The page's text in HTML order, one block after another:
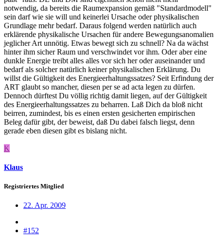
notwendig, da bereits die Raumexpansion gemäß "Standardmodell"
sein darf wie sie will und keinerlei Ursache oder physikalischen
Grundlage mehr bedarf. Daraus folgend werden natürlich auch
erklärende physikalische Ursachen für andere Bewegungsanomalien
jeglicher Art unnötig. Etwas bewegt sich zu schnell? Na da wächst
hinter ihm sicher Raum und verschwindet vor ihm. Oder aber eine
dunkle Energie treibt alles alles vor sich her oder auseinander und
bedarf als solcher natürlich keiner physikalischen Erklärung. Du
willst die Gültigkeit des Energieerhaltungssatzes? Seit Erfindung der
ART glaubt so mancher, diesen per se ad acta legen zu dürfen.
Dennoch dürftest Du völlig richtig damit liegen, auf der Gültigkeit
des Energieerhaltungssatzes zu beharren. Laß Dich da bloß nicht
beirren, zumindest, bis es einen ersten gesicherten empirischen
Beleg dafür gibt, der beweist, daß Du dabei falsch liegst, denn
gerade eben diesen gibt es bislang nicht.
K
Klaus
Registriertes Mitglied
22. Apr. 2009
#152